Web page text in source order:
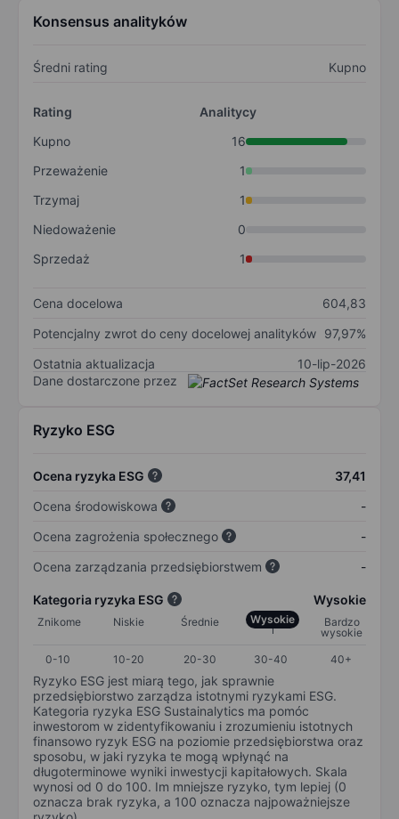
Konsensus analityków
Średni rating Kupno
Rating
Analitycy
Kupno
16
Przeważenie
1
Trzymaj
1
Niedoważenie
0
Sprzedaż
1
Cena docelowa
604,83
Potencjalny zwrot do ceny docelowej analityków 97,97%
Ostatnia aktualizacja
10-lip-2026
Dane dostarczone przez
Ryzyko ESG
Ocena ryzyka ESG
37,41
Ocena środowiskowa
-
Ocena zagrożenia społecznego
-
Ocena zarządzania przedsiębiorstwem
-
Kategoria ryzyka ESG Wysokie
Znikome Niskie Średnie Wysokie
Bardzo
wysokie
0-10
10-20 20-30 30-40 40+
Ryzyko ESG jest miarą tego, jak sprawnie
przedsiębiorstwo zarządza istotnymi ryzykami ESG.
Kategoria ryzyka ESG Sustainalytics ma pomóc
inwestorom w zidentyfikowaniu i zrozumieniu istotnych
finansowo ryzyk ESG na poziomie przedsiębiorstwa oraz
sposobu, w jaki ryzyka te mogą wpłynąć na
długoterminowe wyniki inwestycji kapitałowych. Skala
wynosi od 0 do 100. Im mniejsze ryzyko, tym lepiej (0
oznacza brak ryzyka, a 100 oznacza najpoważniejsze